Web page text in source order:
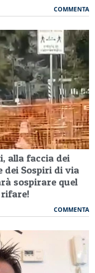
COMMENTA
alla faccia dei
dei Sospiri di via
sospirare quel
COMMENTA